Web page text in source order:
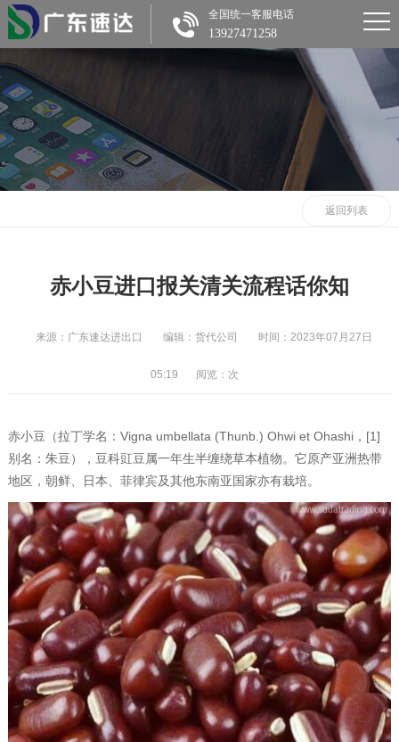
全国统一客服电话
13927471258
返回列表
赤小豆进口报关清关流程话你知
来源：广东速达进出口 编辑：货代公司 时间：2023年07月27日
05:19 阅览： 次
赤小豆（拉丁学名：Vigna umbellata (Thunb.) Ohwi et Ohashi，[1]
别名：朱豆），豆科豇豆属一年生半缠绕草本植物。它原产亚洲热带
地区，朝鲜、日本、菲律宾及其他东南亚国家亦有栽培。